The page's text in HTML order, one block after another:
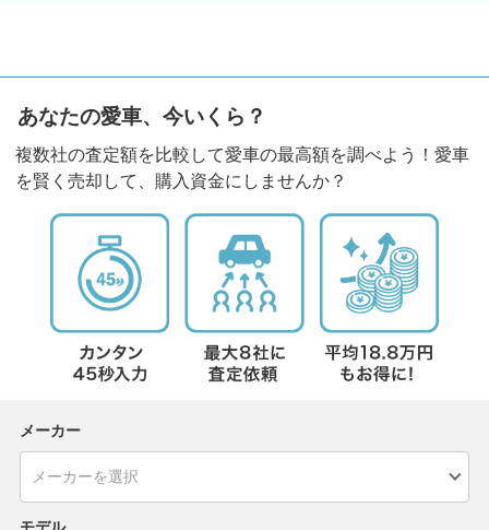
あなたの愛車、今いくら？
複数社の査定額を比較して愛車の最高額を調べよう！愛車
を賢く売却して、購入資金にしませんか？
メーカー